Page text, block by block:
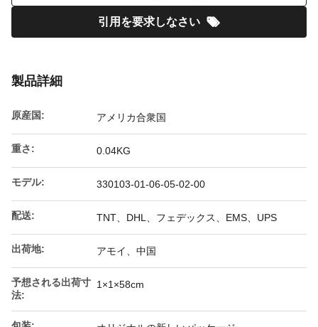
引用を要求しなさい
製品詳細
原産国: アメリカ合衆国
重さ: 0.04KG
モデル: 330103-01-06-05-02-00
配送: TNT、DHL、フェデックス、EMS、UPS
出荷地: アモイ、中国
予想される出荷寸
法:
1×1×58cm